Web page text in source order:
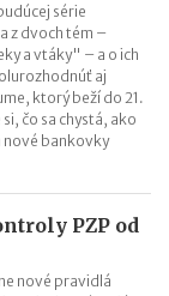
série
z dvoch tém –
a vtáky" – a o ich
aj
ktorý beží do 21.
čo sa chystá, ako
nové bankovky
PZP od
nové pravidlá